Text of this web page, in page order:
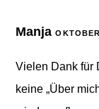
Manja
Vielen Dank für
keine „Über